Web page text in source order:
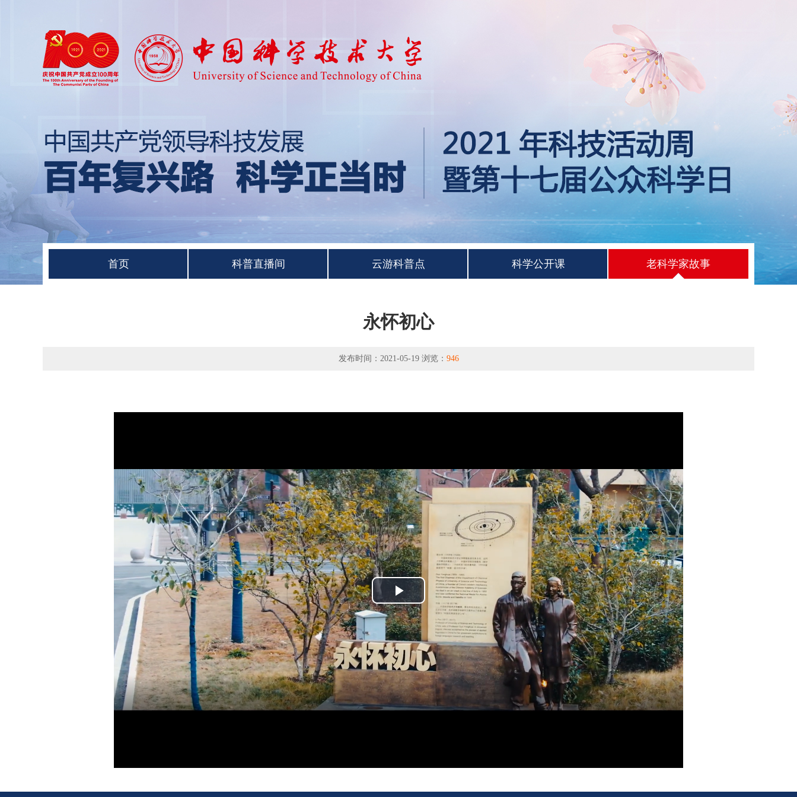
首页 科普直播间 云游科普点 科学公开课 老科学家故事
永怀初心
发布时间：2021-05-19 浏览： 946
Play
Video